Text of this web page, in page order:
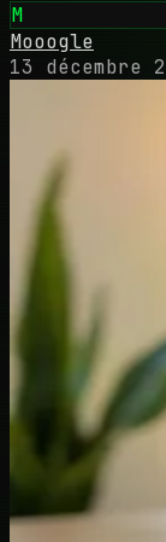
M
Mooogle
13 décembre